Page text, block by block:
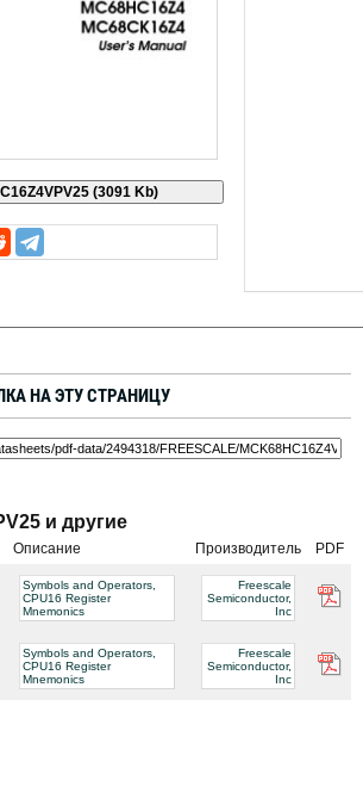
НА ЭТУ СТРАНИЦУ
и другие
Описание Производитель PDF
Symbols and Operators,
CPU16 Register
Mnemonics
Freescale
Semiconductor,
Inc
Symbols and Operators,
CPU16 Register
Mnemonics
Freescale
Semiconductor,
Inc